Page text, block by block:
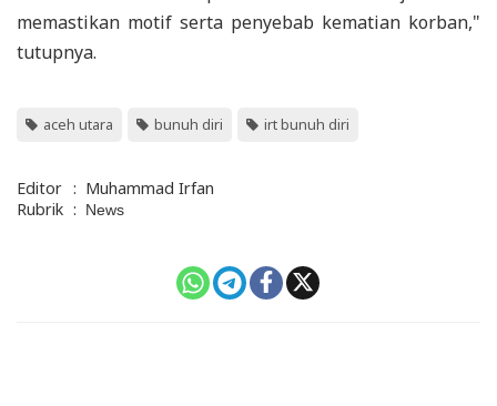
memastikan motif serta penyebab kematian korban,"
tutupnya.
aceh utara bunuh diri irt bunuh diri
Editor : Muhammad Irfan
Rubrik : News